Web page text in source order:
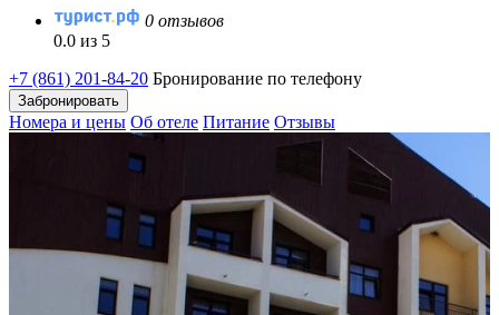
0 отзывов
0.0 из 5
+7 (861) 201-84-20 Бронирование по телефону
Забронировать
Номера и цены Об отеле Питание Отзывы